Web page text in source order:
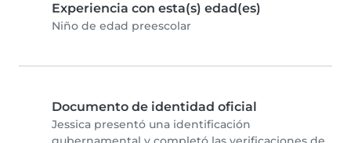
Experiencia con esta(s) edad(es)
Niño de edad preescolar
Documento de identidad oficial
Jessica presentó una identificación